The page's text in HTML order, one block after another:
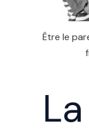
Être le